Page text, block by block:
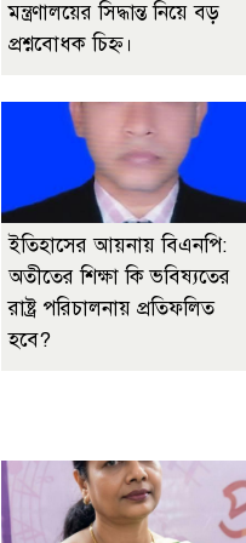
মন্ত্রণালয়ের সিদ্ধান্ত নিয়ে বড়
প্রশ্নবোধক চিহ্ন।
ইতিহাসের আয়নায় বিএনপি:
অতীতের শিক্ষা কি ভবিষ্যতের
রাষ্ট্র পরিচালনায় প্রতিফলিত
হবে?